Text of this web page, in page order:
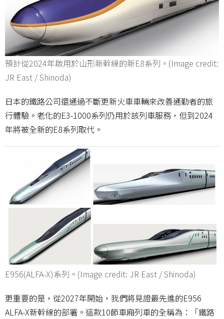
預計從2024年啟用於山形新幹線的新E8系列。(Image credit:
JR East / Shinoda)
日本的鐵路公司還通過不斷更新火車車輛來改善通勤者的旅
行體驗。老化的E3-1000系列仍用於該列車服務，但到2024
年將被全新的E8系列取代。
E956(ALFA-X)系列。(Image credit: JR East / Shinoda)
更重要的是，從2027年開始，我們將見證最先進的E956
ALFA-X新幹線的部署。這款10節車廂列車的全稱為：「鐵路